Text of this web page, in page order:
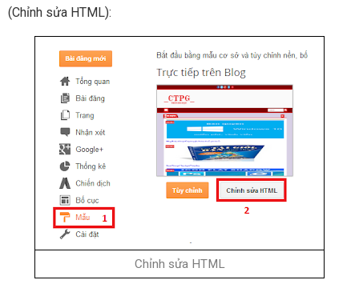
(Chỉnh sửa HTML):
Chỉnh sửa HTML